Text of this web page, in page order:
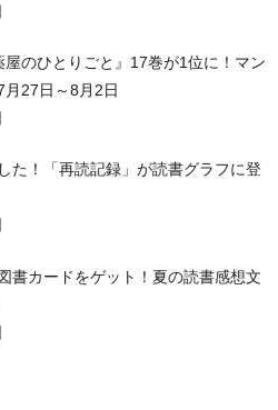
屋のひとりごと』17巻が1位に！マン
月27日～8月2日
た！「再読記録」が読書グラフに登
書カードをゲット！夏の読書感想文